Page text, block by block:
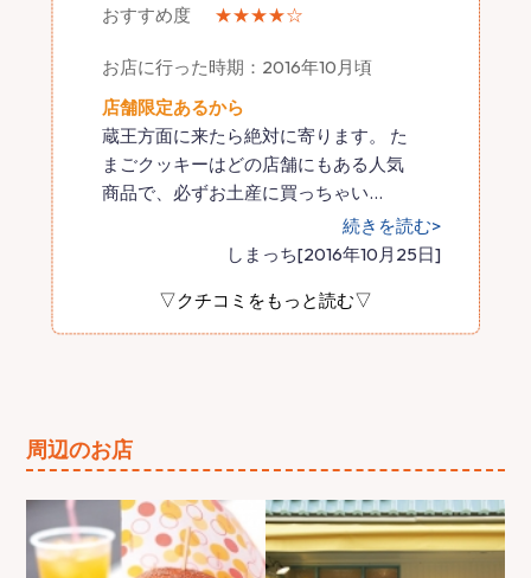
おすすめ度 ★★★★☆
お店に行った時期：2016年10月頃
店舗限定あるから
蔵王方面に来たら絶対に寄ります。 た
まごクッキーはどの店舗にもある人気
商品で、必ずお土産に買っちゃい…
続きを読む>
しまっち[2016年10月25日]
▽クチコミをもっと読む▽
周辺のお店